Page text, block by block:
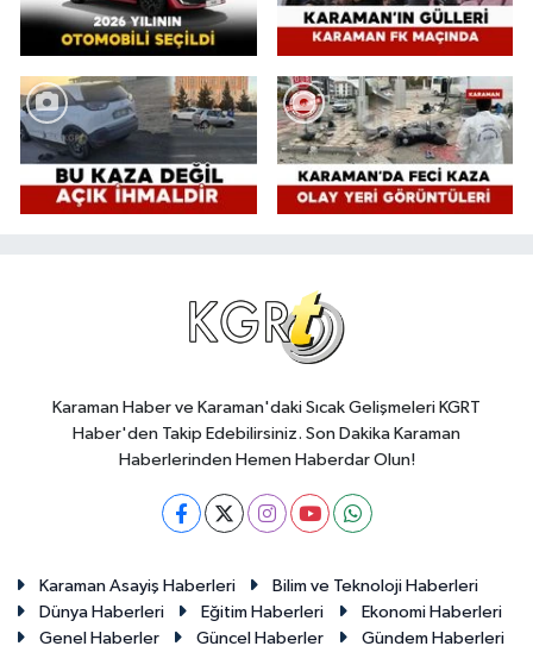
Karaman Haber ve Karaman'daki Sıcak Gelişmeleri KGRT
Haber'den Takip Edebilirsiniz. Son Dakika Karaman
Haberlerinden Hemen Haberdar Olun!
Karaman Asayiş Haberleri
Bilim ve Teknoloji Haberleri
Dünya Haberleri
Eğitim Haberleri
Ekonomi Haberleri
Genel Haberler
Güncel Haberler Gündem Haberleri